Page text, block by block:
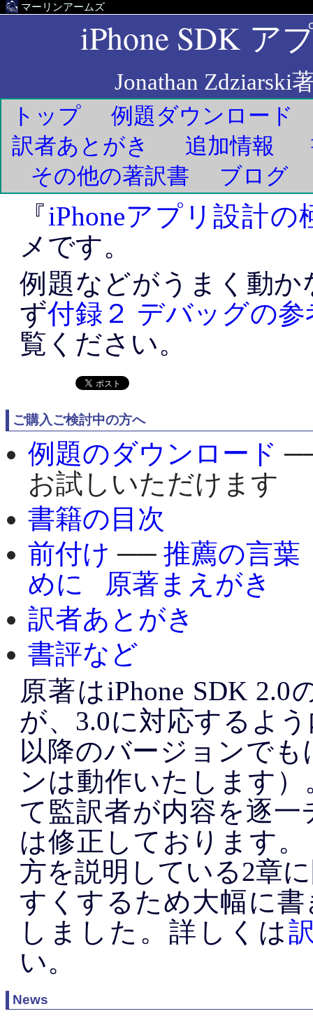
マーリンアームズ
iPhone SDK ア
Jonathan Zdziarski
トップ
例題ダウンロード
訳者あとがき
追加情報
その他の著訳書
ブログ
『iPhoneアプリ設計の
メです。
例題などがうまく動か
ず付録２ デバッグの参
覧ください。
ご購入ご検討中の方へ
例題のダウンロード
お試しいただけます
書籍の目次
前付け ── 推薦の言葉
めに
原著まえがき
訳者あとがき
書評など
原著はiPhone SDK
が、3.0に対応するよ
以降のバージョンで
ンは動作いたします
て監訳者が内容を逐
は修正しております。
方を説明している2章
すくするため大幅に
しました。詳しくは
い。
News